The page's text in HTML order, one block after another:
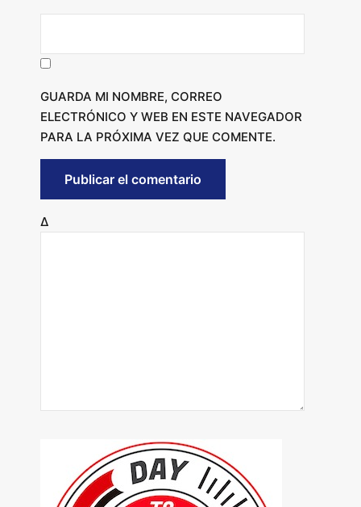
GUARDA MI NOMBRE, CORREO
ELECTRÓNICO Y WEB EN ESTE NAVEGADOR
PARA LA PRÓXIMA VEZ QUE COMENTE.
Δ